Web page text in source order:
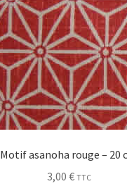
Motif asanoha rouge – 20
3,00 € TTC